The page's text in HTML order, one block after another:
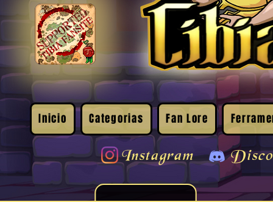
Inicio Categorias Fan Lore
Instagram